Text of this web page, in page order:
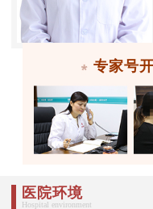
专家号
医院环境
Hospital environment